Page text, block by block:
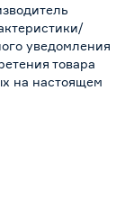
уведомления
товара
на настоящем